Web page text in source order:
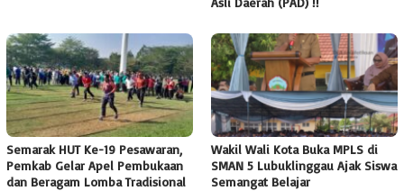
Semarak HUT Ke-19 Pesawaran,
Pemkab Gelar Apel Pembukaan
dan Beragam Lomba Tradisional
Wakil Wali Kota Buka MPLS di
SMAN 5 Lubuklinggau Ajak Siswa
Semangat Belajar